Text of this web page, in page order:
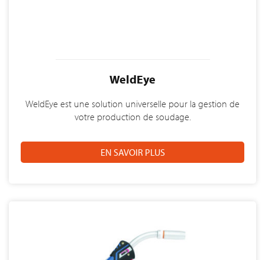
WeldEye
WeldEye est une solution universelle pour la gestion de
votre production de soudage.
EN SAVOIR PLUS